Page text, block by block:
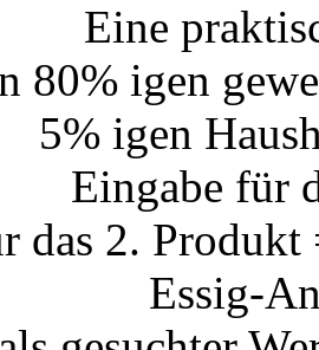
Eine
80% igen
5% igen
Eingabe für
das 2.
Essig-